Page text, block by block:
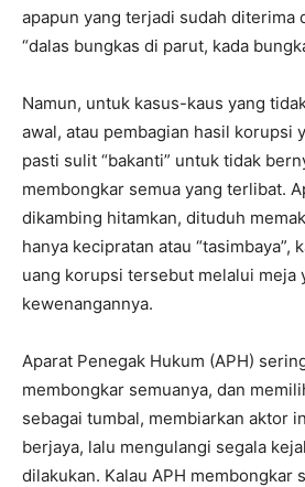
apapun yang terjadi sudah diterima
“dalas bungkas di parut, kada
Namun, untuk kasus-kaus yang
awal, atau pembagian hasil korupsi
pasti sulit “bakanti” untuk tidak
membongkar semua yang terlibat.
dikambing hitamkan, dituduh
hanya kecipratan atau “tasimbaya”,
uang korupsi tersebut melalui meja
kewenangannya.
Aparat Penegak Hukum (APH)
membongkar semuanya, dan
sebagai tumbal, membiarkan aktor
berjaya, lalu mengulangi segala
dilakukan. Kalau APH membongkar